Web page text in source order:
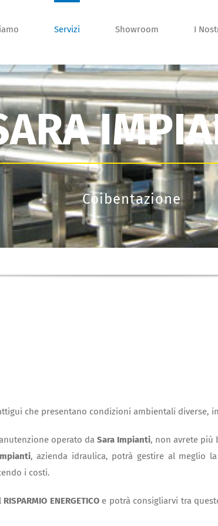
Servizi Showroom I
Coibentazione
che presentano condizioni ambientali diverse,
operato da Sara Impianti, non avrete più
, azienda idraulica, potrà gestire al meglio
i costi.
RISPARMIO ENERGETICOe potrà consigliarvi tra